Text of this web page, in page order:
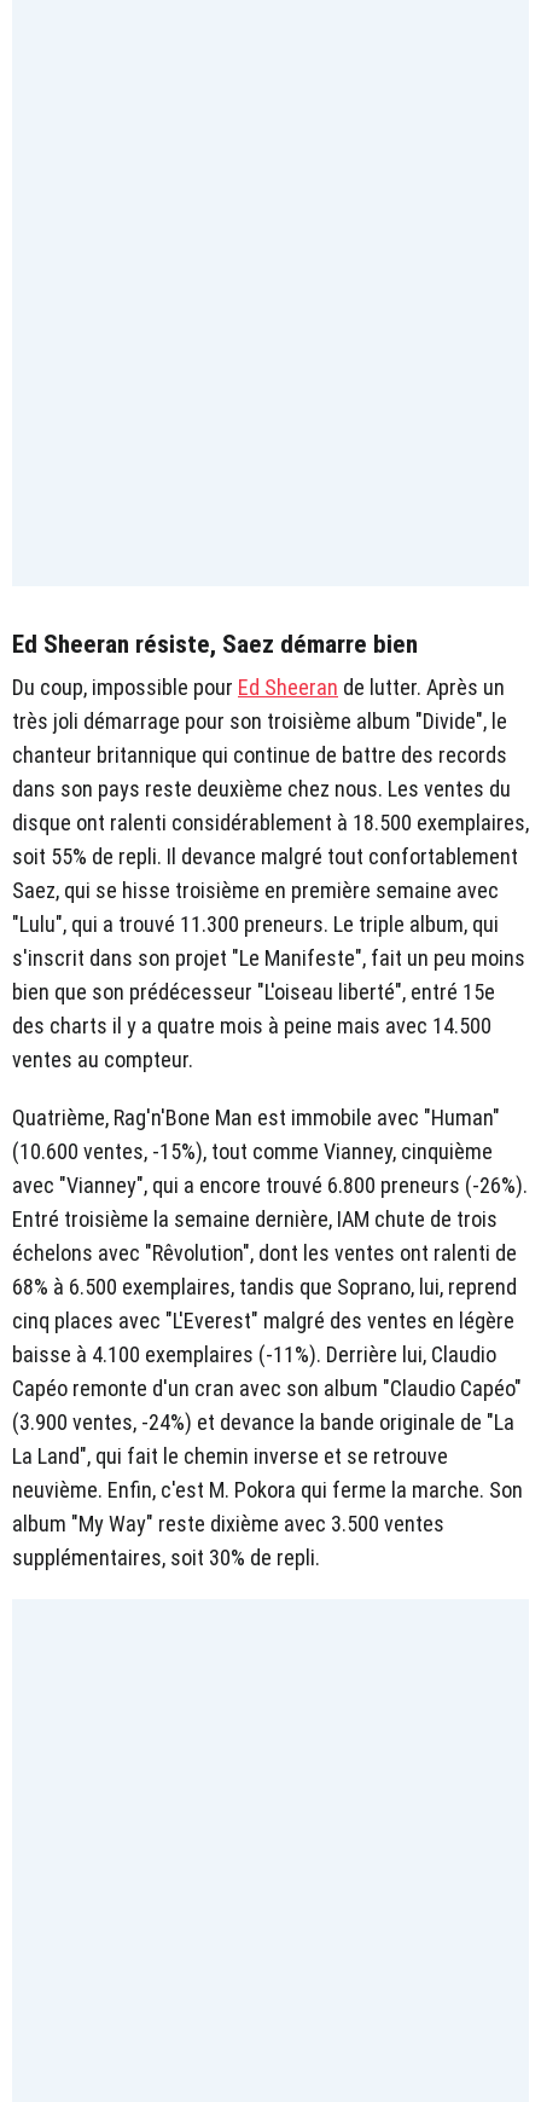
Ed Sheeran résiste, Saez démarre bien
Du coup, impossible pour Ed Sheeran de lutter. Après un
très joli démarrage pour son troisième album "Divide", le
chanteur britannique qui continue de battre des records
dans son pays reste deuxième chez nous. Les ventes du
disque ont ralenti considérablement à 18.500 exemplaires,
soit 55% de repli. Il devance malgré tout confortablement
Saez, qui se hisse troisième en première semaine avec
"Lulu", qui a trouvé 11.300 preneurs. Le triple album, qui
s'inscrit dans son projet "Le Manifeste", fait un peu moins
bien que son prédécesseur "L'oiseau liberté", entré 15e
des charts il y a quatre mois à peine mais avec 14.500
ventes au compteur.
Quatrième, Rag'n'Bone Man est immobile avec "Human"
(10.600 ventes, -15%), tout comme Vianney, cinquième
avec "Vianney", qui a encore trouvé 6.800 preneurs (-26%).
Entré troisième la semaine dernière, IAM chute de trois
échelons avec "Rêvolution", dont les ventes ont ralenti de
68% à 6.500 exemplaires, tandis que Soprano, lui, reprend
cinq places avec "L'Everest" malgré des ventes en légère
baisse à 4.100 exemplaires (-11%). Derrière lui, Claudio
Capéo remonte d'un cran avec son album "Claudio Capéo"
(3.900 ventes, -24%) et devance la bande originale de "La
La Land", qui fait le chemin inverse et se retrouve
neuvième. Enfin, c'est M. Pokora qui ferme la marche. Son
album "My Way" reste dixième avec 3.500 ventes
supplémentaires, soit 30% de repli.